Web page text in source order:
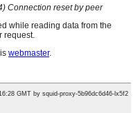
Welsh
Xhosa
Yiddish
Tatar
Oriya